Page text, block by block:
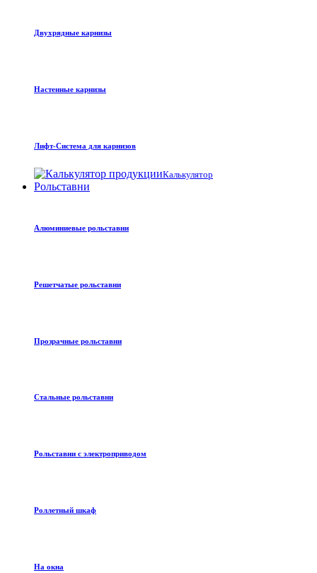
Двухрядные карнизы
Настенные карнизы
Лифт-Система для карнизов
Калькулятор
Рольставни
Алюминиевые рольставни
Решетчатые рольставни
Прозрачные рольставни
Стальные рольставни
Рольставни с электроприводом
Роллетный шкаф
На окна